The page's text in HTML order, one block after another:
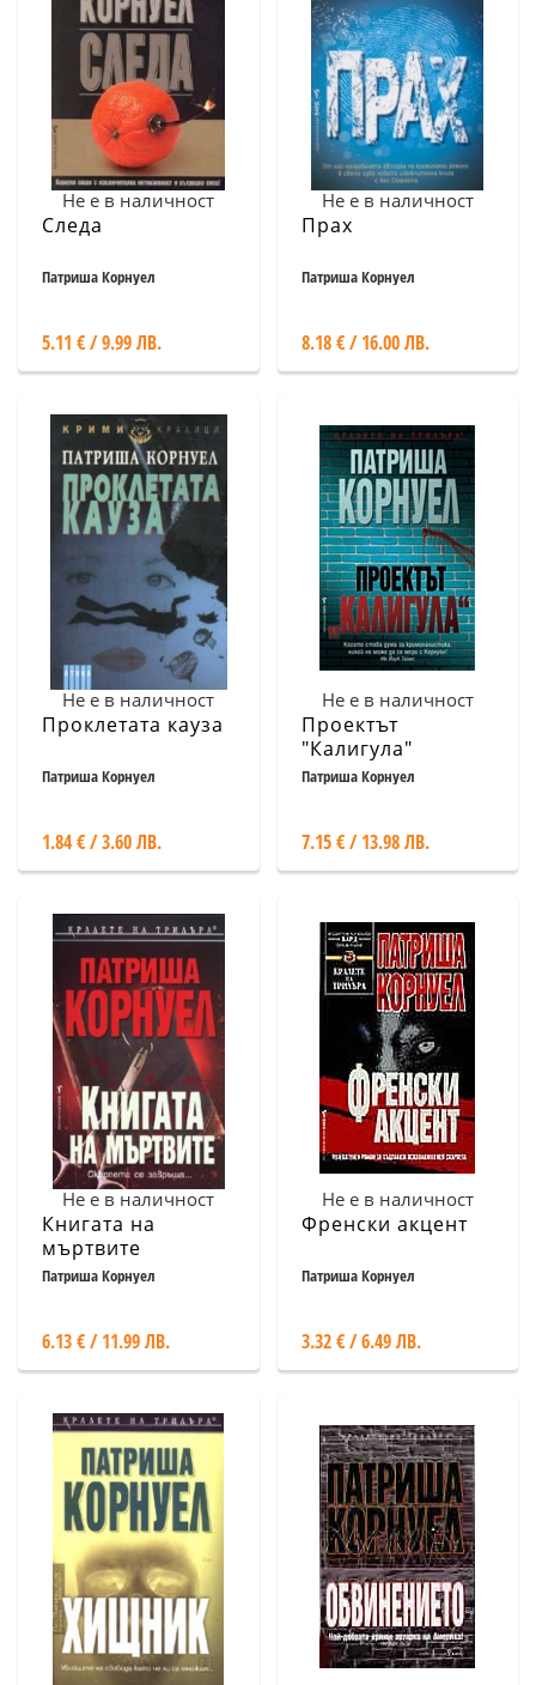
Не е в наличност
Следа
Патриша Корнуел
5.11 € / 9.99 ЛВ.
Не е в наличност
Прах
Патриша Корнуел
8.18 € / 16.00 ЛВ.
Не е в наличност
Проклетата кауза
Патриша Корнуел
1.84 € / 3.60 ЛВ.
Не е в наличност
Проектът
"Калигула"
Патриша Корнуел
7.15 € / 13.98 ЛВ.
Не е в наличност
Книгата на
мъртвите
Патриша Корнуел
6.13 € / 11.99 ЛВ.
Не е в наличност
Френски акцент
Патриша Корнуел
3.32 € / 6.49 ЛВ.